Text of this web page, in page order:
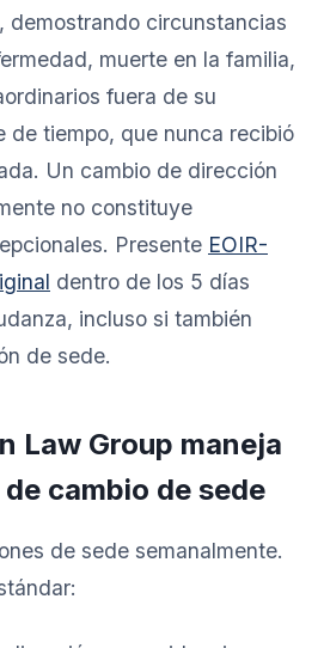
demostrando circunstancias
muerte en la familia,
fuera de su
de tiempo, que nunca recibió
Un cambio de dirección
no constituye
Presente EOIR-
dentro de los 5 días
incluso si también
de sede.
Law Group maneja
cambio de sede
de sede semanalmente.